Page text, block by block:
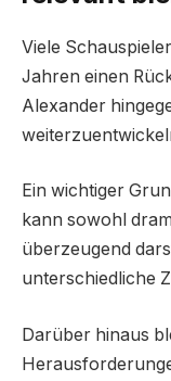
Viele
Jahren einen
Alexander
Ein wichtiger
kann sowohl
überzeugend
unterschiedliche
Darüber hinaus